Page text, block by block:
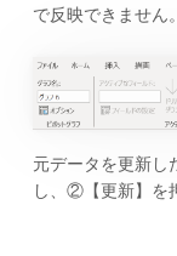
で反映できません。
元データを更新
し、②【更新】を